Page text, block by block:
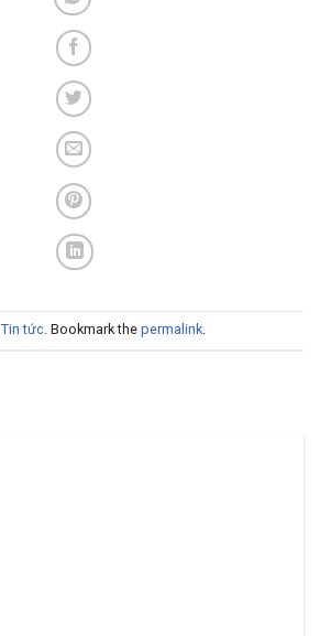
Tin tức. Bookmark the permalink.